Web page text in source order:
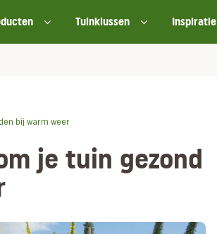
Tuinklussen Inspiratie
bij warm weer
je tuin gezond